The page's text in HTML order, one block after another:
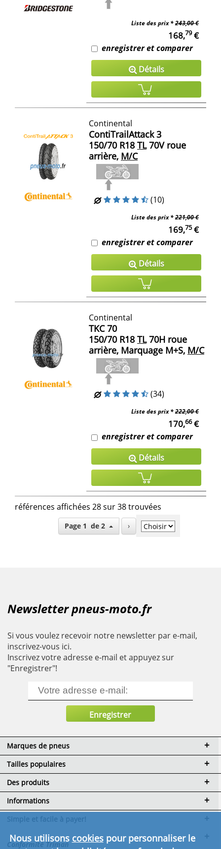
Liste des prix *243,00 €
168,79€
enregistrer et comparer
Détails
Continental
ContiTrailAttack 3
150/70 R18 TL70V roue
arrière, M/C
(10)
Liste des prix *221,00 €
169,75€
enregistrer et comparer
Détails
Continental
TKC 70
150/70 R18 TL70H roue
arrière, Marquage M+S, M/C
(34)
Liste des prix *222,00 €
170,66€
enregistrer et comparer
Détails
références affichées 28 sur 38 trouvées
Page 1 de 2 ›
Newsletter pneus-moto.fr
Si vous voulez recevoir notre newsletter par e-mail,
inscrivez-vous ici.
Inscrivez votre adresse e-mail et appuyez sur
"Enregistrer"!
Marques de pneus
Tailles populaires
Des produits
Informations
et de livraison
Conformité Triman
Nous utilisons cookiespour personnaliser le